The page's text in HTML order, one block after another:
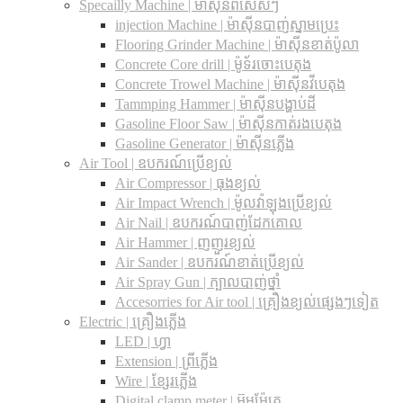
Specailly Machine | ម៉ាស៊ីនពិសេសៗ
injection Machine | ម៉ាស៊ីនបាញ់ស្នាមប្រេះ
Flooring Grinder Machine | ម៉ាស៊ីនខាត់ប៉ូលា
Concrete Core drill | ម៉ូទ័រចោះបេតុង
Concrete Trowel Machine | ម៉ាស៊ីនវីបេតុង
Tammping Hammer | ម៉ាស៊ីនបង្ហាប់ដី
Gasoline Floor Saw | ម៉ាស៊ីនកាត់រងបេតុង
Gasoline Generator | ម៉ាស៊ីនភ្លើង
Air Tool | ឧបករណ៍ប្រើខ្យល់
Air Compressor | ធុងខ្យល់
Air Impact Wrench | ម៉ូលវ៉ាឡុងប្រើខ្យល់
Air Nail | ឧបករណ៍បាញ់ដែកគោល
Air Hammer | ញញួរខ្យល់
Air Sander | ឧបករណ៍ខាត់ប្រើខ្យល់
Air Spray Gun | ក្បាលបាញ់ថ្នាំ
Accesorries for Air tool | គ្រឿងខ្យល់ផ្សេងៗទៀត
Electric | គ្រឿងភ្លើង
LED | ហ្វា
Extension | ព្រីភ្លើង
Wire | ខ្សែរភ្លើង